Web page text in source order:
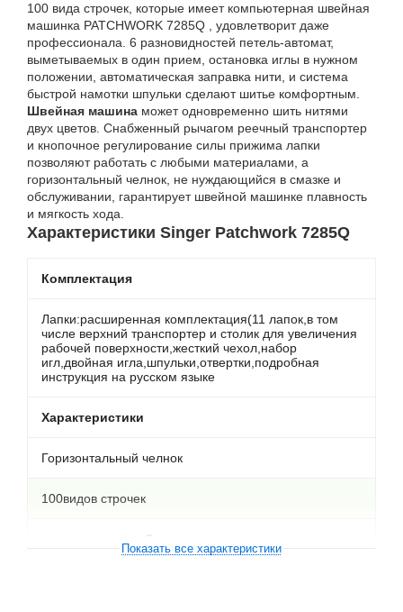
100 вида строчек, которые имеет компьютерная швейная
машинка PATCHWORK 7285Q , удовлетворит даже
профессионала. 6 разновидностей петель-автомат,
выметываемых в один прием, остановка иглы в нужном
положении, автоматическая заправка нити, и система
быстрой намотки шпульки сделают шитье комфортным.
Швейная машина может одновременно шить нитями
двух цветов. Снабженный рычагом реечный транспортер
и кнопочное регулирование силы прижима лапки
позволяют работать с любыми материалами, а
горизонтальный челнок, не нуждающийся в смазке и
обслуживании, гарантирует швейной машинке плавность
и мягкость хода.
Характеристики Singer Patchwork 7285Q
Комплектация
Лапки:расширенная комплектация(11 лапок,в том
числе верхний транспортер и столик для увеличения
рабочей поверхности,жесткий чехол,набор
игл,двойная игла,шпульки,отвертки,подробная
инструкция на русском языке
Характеристики
Горизонтальный челнок
100видов строчек
оверлочная, потайная, эластичная, эластичная
потайная,зигзаг,трикотажная,элементы вышивки по
Показать все характеристики